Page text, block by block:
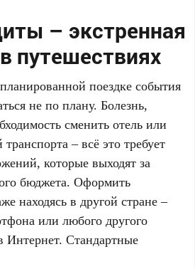
– экстренная
путешествиях
поездке события
не по плану. Болезнь,
сменить отель или
– всё это требует
которые выходят за
бюджета. Оформить
находясь в другой стране –
или любого другого
Интернет. Стандартные